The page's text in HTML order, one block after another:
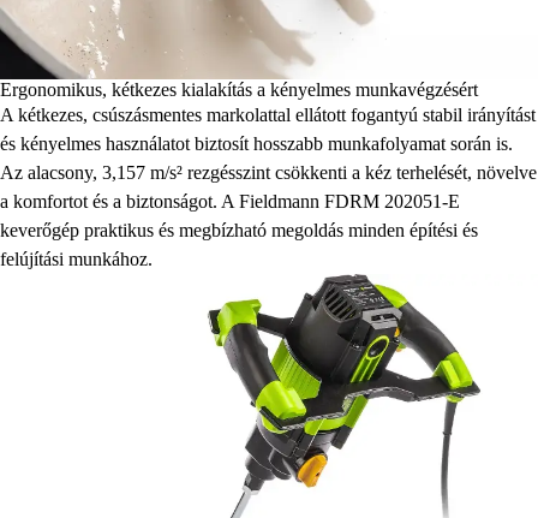
Ergonomikus, kétkezes kialakítás a kényelmes munkavégzésért
A kétkezes, csúszásmentes markolattal ellátott fogantyú stabil irányítást
és kényelmes használatot biztosít hosszabb munkafolyamat során is.
Az alacsony, 3,157 m/s² rezgésszint csökkenti a kéz terhelését, növelve
a komfortot és a biztonságot. A Fieldmann FDRM 202051-E
keverőgép praktikus és megbízható megoldás minden építési és
felújítási munkához.